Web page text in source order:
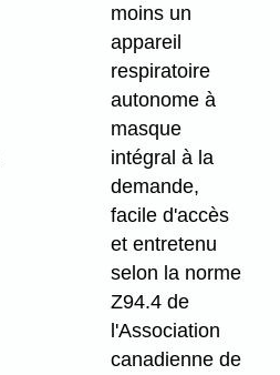
moins un
appareil
respiratoire
autonome à
masque
intégral à la
demande,
facile d'accès
et entretenu
selon la norme
Z94.4 de
l'Association
canadienne de